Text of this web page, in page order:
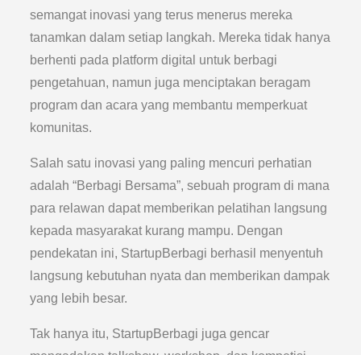
semangat inovasi yang terus menerus mereka
tanamkan dalam setiap langkah. Mereka tidak hanya
berhenti pada platform digital untuk berbagi
pengetahuan, namun juga menciptakan beragam
program dan acara yang membantu memperkuat
komunitas.
Salah satu inovasi yang paling mencuri perhatian
adalah “Berbagi Bersama”, sebuah program di mana
para relawan dapat memberikan pelatihan langsung
kepada masyarakat kurang mampu. Dengan
pendekatan ini, StartupBerbagi berhasil menyentuh
langsung kebutuhan nyata dan memberikan dampak
yang lebih besar.
Tak hanya itu, StartupBerbagi juga gencar